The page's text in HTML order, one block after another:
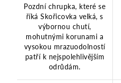
Pozdní chrupka, které se
říká Skořicovka velká, s
výbornou chutí,
mohutnými korunami a
vysokou mrazuodolností
patří k nejspolehlivějším
odrůdám.